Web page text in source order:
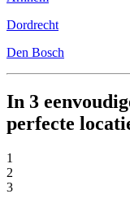
Dordrecht
Den Bosch
In 3
perfecte
1
2
3